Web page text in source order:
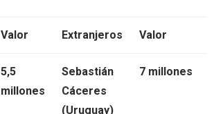
Valor Extranjeros Valor
5,5
millones
Sebastián
Cáceres
(Uruguay)
7 millones